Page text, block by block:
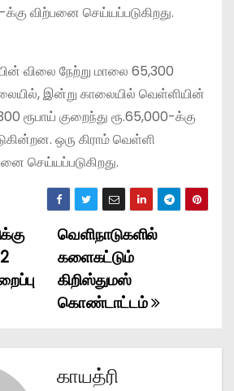
க்கு விற்பனை செய்யப்படுகிறது.
விலை நேற்று மாலை 65,300
இன்று காலையில் வெள்ளியின்
ரூபாய் குறைந்து ரூ.65,000-க்கு
ஒரு கிராம் வெள்ளி
செய்யப்படுகிறது.
வெளிநாடுகளில்
களைகட்டும்
கிறிஸ்துமஸ்
கொண்டாட்டம்
காயத்ரி